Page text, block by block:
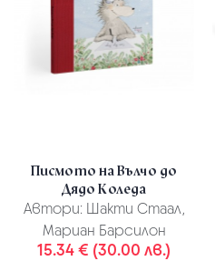
Писмото на Вълчо до
Дядо Коледа
Автори: Шакти Стаал,
Мариан Барсилон
15.34 € (30.00 лв.)